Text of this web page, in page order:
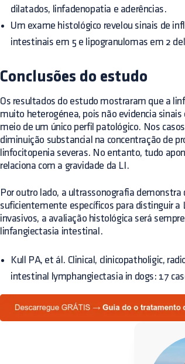
dilatados, linfadenopatia e aderências.
Um exame histológico revelou sinais de
intestinais em 5 e lipogranulomas em 2
Conclusões do estudo
Os resultados do estudo mostraram que a
muito heterogénea, pois não evidencia
meio de um único perfil patológico. Nos
diminuição substancial na concentração de
linfocitopenia severas. No entanto, tudo
relaciona com a gravidade da LI.
Por outro lado, a ultrassonografia
suficientemente específicos para distinguir
invasivos, a avaliação histológica será
linfangiectasia intestinal.
Kull PA, et ál. Clinical, clinicopatholigic,
intestinal lymphangiectasia in dogs: 17